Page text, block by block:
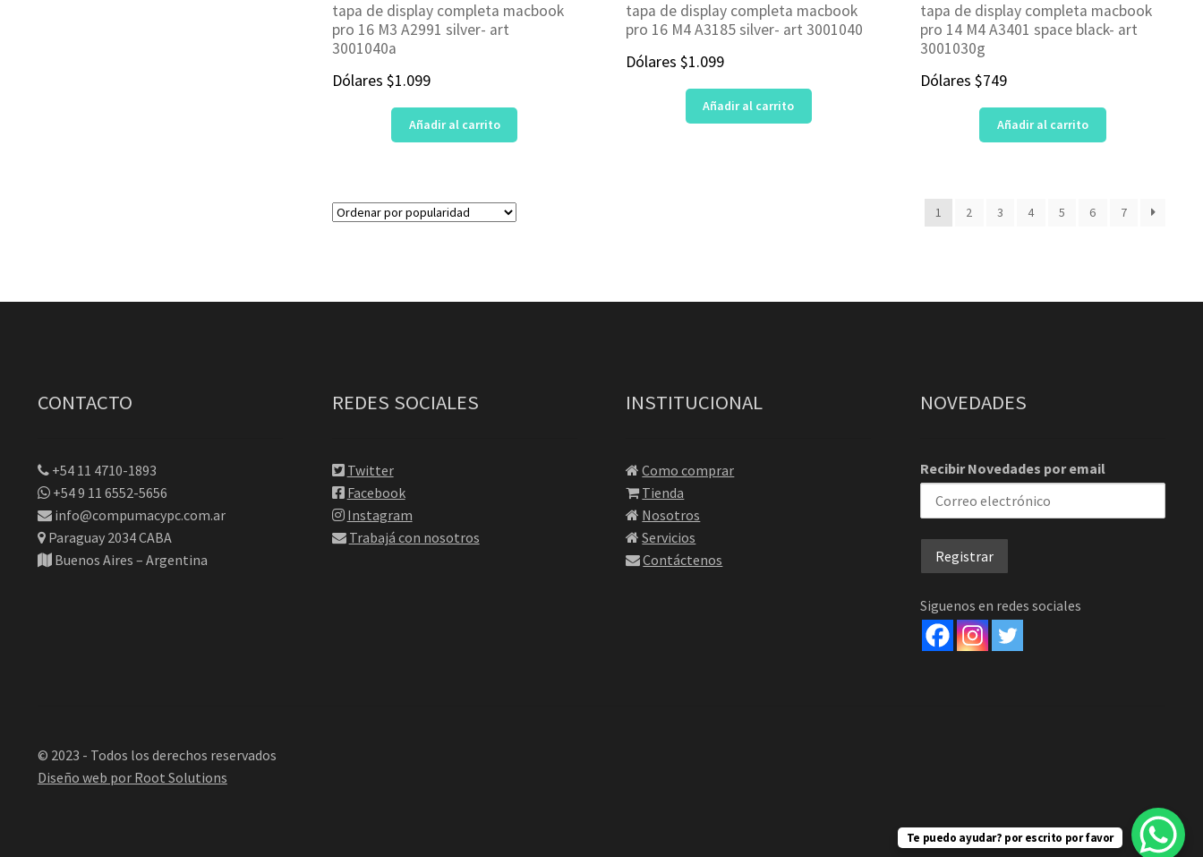
tapa de display completa macbook
pro 16 M3 A2991 silver- art
3001040a
Dólares $1.099
Añadir al carrito
tapa de display completa macbook
pro 16 M4 A3185 silver- art 3001040
Dólares$1.099
Añadir al carrito
tapa de display completa macbook
pro 14 M4 A3401 space black- art
3001030g
Dólares$749
Añadir al carrito
1 2 3 4 5 6 7
CONTACTO
+54 11 4710-1893
+54 9 11 6552-5656
info@compumacypc.com.ar
Paraguay 2034 CABA
Buenos Aires – Argentina
REDES SOCIALES
Twitter
Facebook
Instagram
Trabajá con nosotros
INSTITUCIONAL
Como comprar
Tienda
Nosotros
Servicios
Contáctenos
NOVEDADES
Recibir Novedades por email
Siguenos en redes sociales
© 2023 - Todos los derechos reservados
Diseño web por Root Solutions
Te puedo ayudar? por escrito por favor